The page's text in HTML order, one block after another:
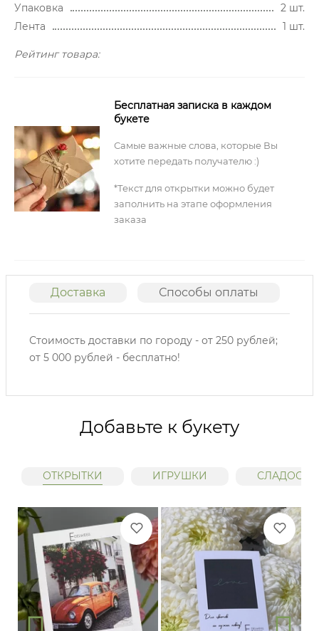
Упаковка
2 шт.
Лента
1 шт.
Рейтинг товара:
Бесплатная записка в каждом
букете
Самые важные слова, которые Вы
хотите передать получателю :)
*Текст для открытки можно будет
заполнить на этапе оформления
заказа
Доставка Способы оплаты
Стоимость доставки по городу - от 250 рублей;
от 5 000 рублей - бесплатно!
Добавьте к букету
ОТКРЫТКИ ИГРУШКИ СЛАДОСТИ